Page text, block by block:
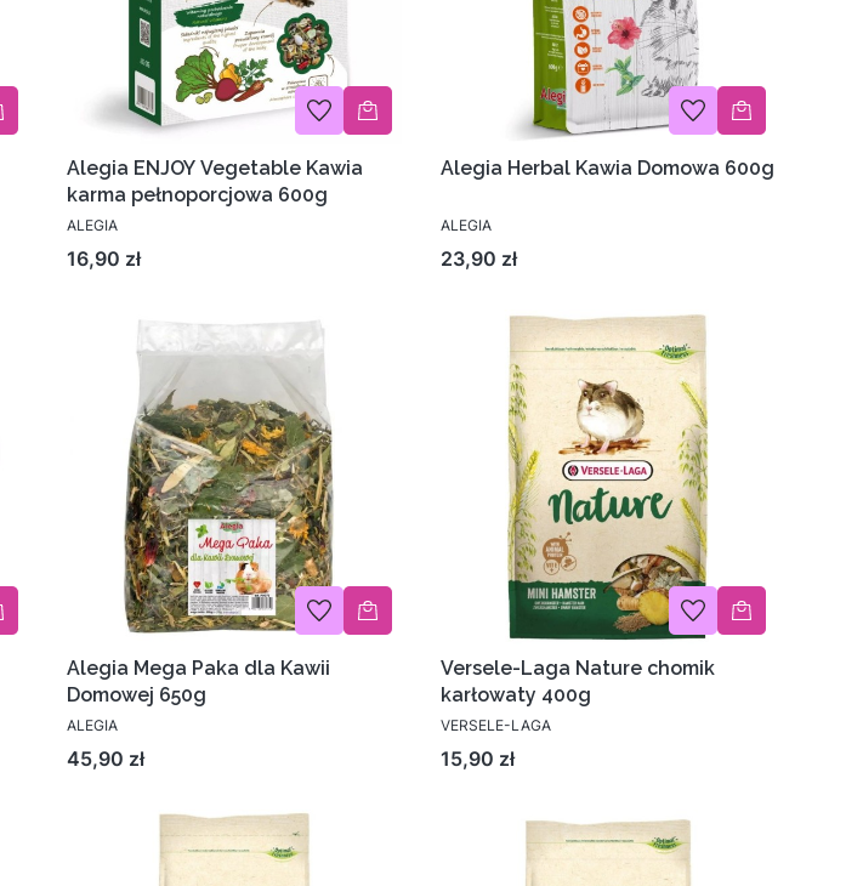
Alegia ENJOY Vegetable Kawia
karma pełnoporcjowa 600g
ALEGIA
Cena
16,90 zł
Alegia Herbal Kawia Domowa 600g
ALEGIA
Cena
23,90 zł
Alegia Mega Paka dla Kawii
Domowej 650g
ALEGIA
Cena
45,90 zł
Versele-Laga Nature chomik
karłowaty 400g
VERSELE-LAGA
Cena
15,90 zł